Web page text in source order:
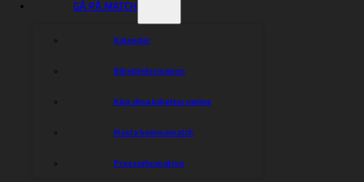
GÅ PÅ MATCH
Kalender
Biljettinformation
Köp dina biljetter online
Nästa hemmamatch
Pressinformation
Lagledare: Morgan Andersson, Christian Carlsson
Du ser matchen på Cmore med start 18:50:
Bor du utomlands kan du se matchen via Fanseat: